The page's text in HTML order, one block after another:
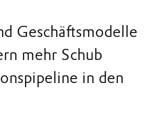
Geschäftsmodelle
mehr Schub
in den